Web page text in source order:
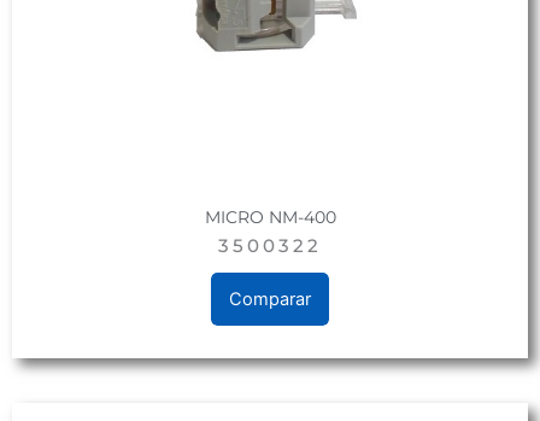
MICRO NM-400
3500322
Comparar